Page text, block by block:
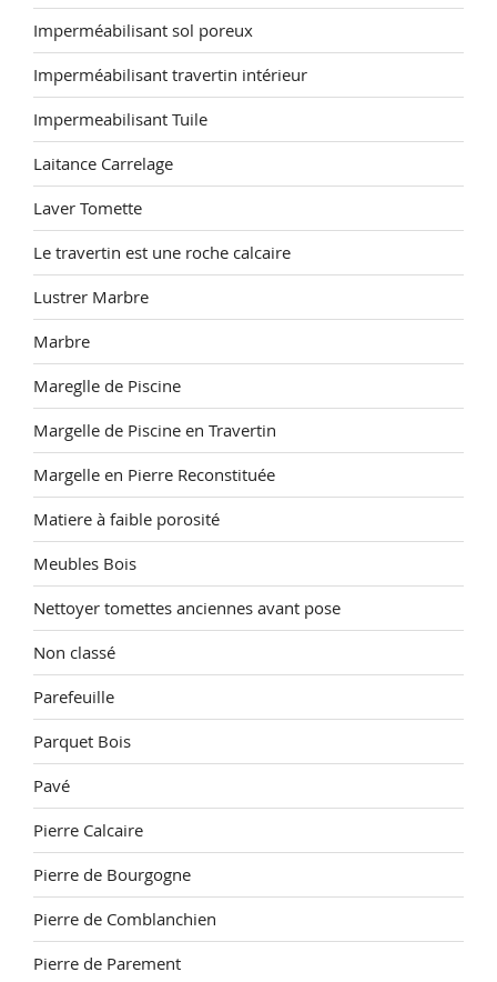
Imperméabilisant sol poreux
Imperméabilisant travertin intérieur
Impermeabilisant Tuile
Laitance Carrelage
Laver Tomette
Le travertin est une roche calcaire
Lustrer Marbre
Marbre
Mareglle de Piscine
Margelle de Piscine en Travertin
Margelle en Pierre Reconstituée
Matiere à faible porosité
Meubles Bois
Nettoyer tomettes anciennes avant pose
Non classé
Parefeuille
Parquet Bois
Pavé
Pierre Calcaire
Pierre de Bourgogne
Pierre de Comblanchien
Pierre de Parement